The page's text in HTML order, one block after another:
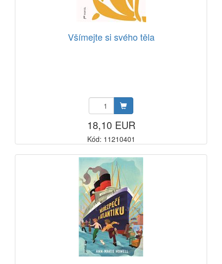
Všímejte si svého těla
18,10 EUR
Kód: 11210401